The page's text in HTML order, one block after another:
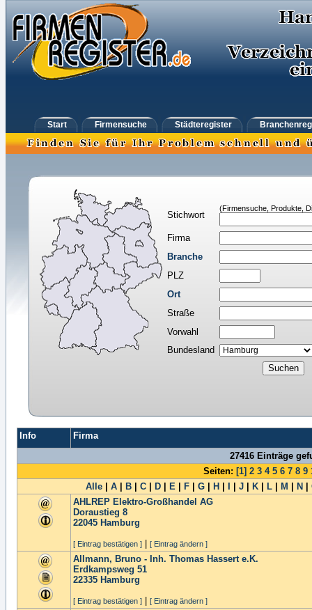
Start Firmensuche Städteregister
Stichwort
(Firmensuche, Produkte,
Firma
Branche
PLZ
Ort
Straße
Vorwahl
Bundesland
Info
Firma
27416 Einträge
Seiten: [1] 2 3 4 5 6 7 8 9
Alle
A B C D E F G H J K L M N
AHLREP Elektro-Großhandel AG
Doraustieg 8
22045 Hamburg
[ Eintrag bestätigen ] [ Eintrag ändern ]
Allmann, Bruno - Inh. Thomas Hassert e.K.
Erdkampsweg 51
22335 Hamburg
[ Eintrag bestätigen ] [ Eintrag ändern ]